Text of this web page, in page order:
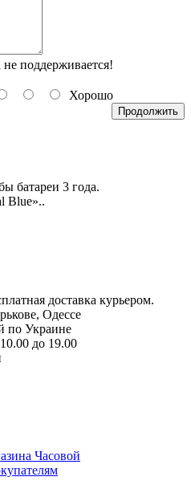
поддерживается!
Хорошо
Продолжить
батареи 3 года.
Blue»..
доставка курьером.
Одессе
по Украине
до 19.00
Часовой